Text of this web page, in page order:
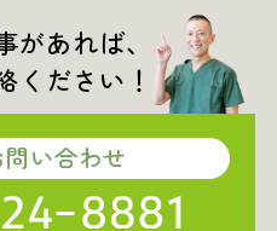
あれば、
ください！
い合わせ